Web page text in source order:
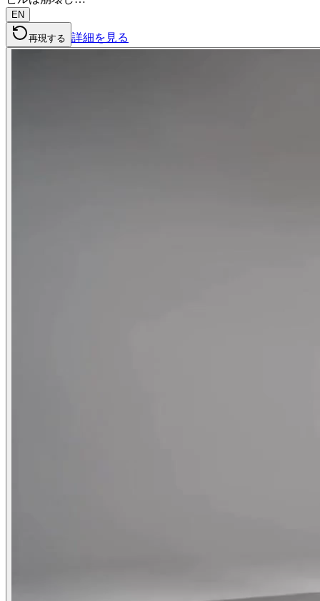
EN
再現する 詳細を見る